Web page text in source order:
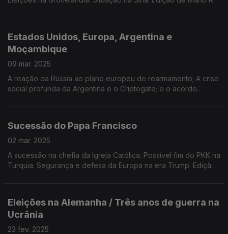
Estados Unidos, Europa, Argentina e
Moçambique
09 mar. 2025
A reação da Rússia ao plano europeu de rearmamento; A crise
social profunda da Argentina e o Criptogate; e o acordo
Sucessão do Papa Francisco
02 mar. 2025
A sucessão na chefia da Igreja Católica. Possível fim do PKK na
Turquia. Segurança e defesa da Europa na era Trump. Edição
Eleições na Alemanha / Três anos de guerra na
Ucrânia
23 fev. 2025